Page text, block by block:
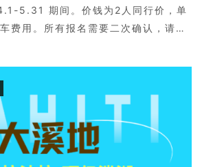
5.31 期间。价钱为2人同行价，单
费用。所有报名需要二次确认，请联